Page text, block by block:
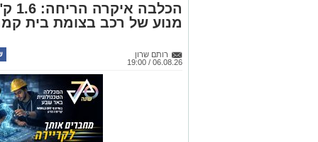
מנוע של רכב בצומת בית
רותם שרון
06.08.26 / 19:00